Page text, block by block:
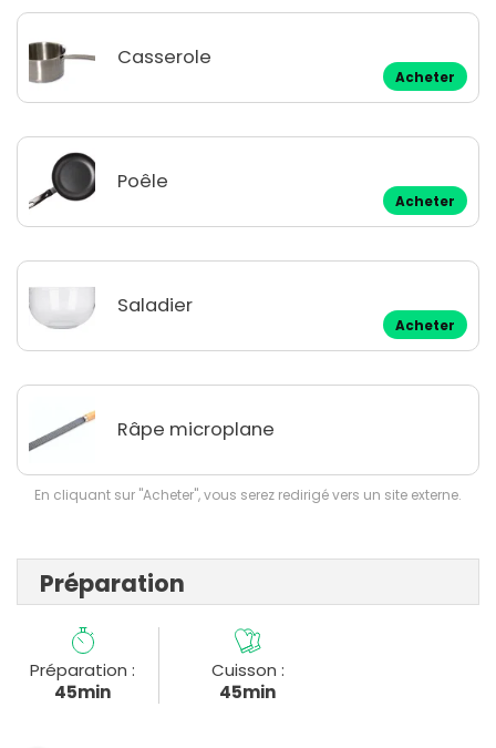
Casserole
Acheter
Poêle
Acheter
Saladier
Acheter
Râpe microplane
En cliquant sur "Acheter", vous serez redirigé vers un site externe.
Préparation
Préparation :
45min
Cuisson :
45min